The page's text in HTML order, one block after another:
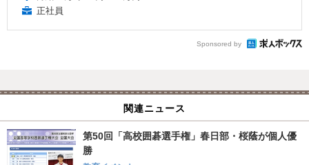
正社員
Sponsored by
関連ニュース
第50回「高校囲碁選手権」春日部・桜蔭が個人優
勝